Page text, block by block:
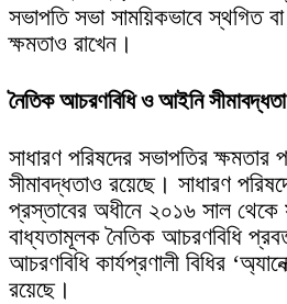
সভাপতি সভা সাময়িকভাবে স্থগিত
ক্ষমতাও রাখেন।
নৈতিক আচরণবিধি ও আইনি সীমাবদ্ধতা
সাধারণ পরিষদের সভাপতির ক্ষমতার
সীমাবদ্ধতাও রয়েছে। সাধারণ
প্রস্তাবের অধীনে ২০১৬ সাল
বাধ্যতামূলক নৈতিক আচরণবিধি
আচরণবিধি কার্যপ্রণালী বিধির
রয়েছে।